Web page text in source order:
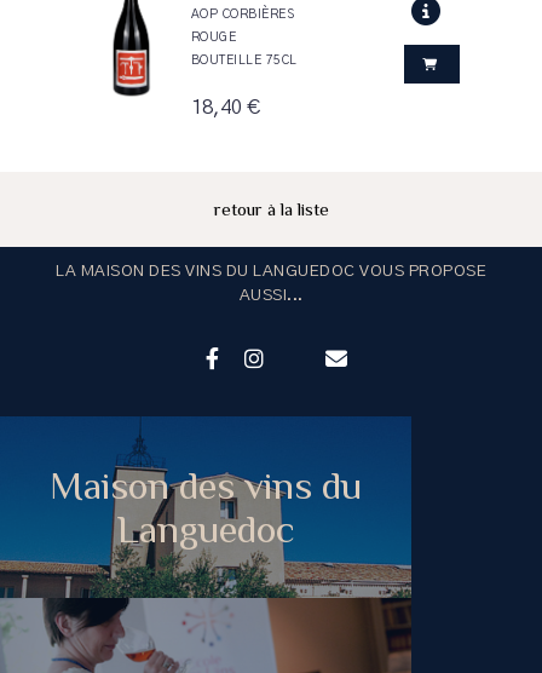
AOP CORBIÈRES
ROUGE
BOUTEILLE 75CL
18,40 €
retour à la liste
LA MAISON DES VINS DU LANGUEDOC VOUS PROPOSE
AUSSI...
Maison des vins du
Languedoc